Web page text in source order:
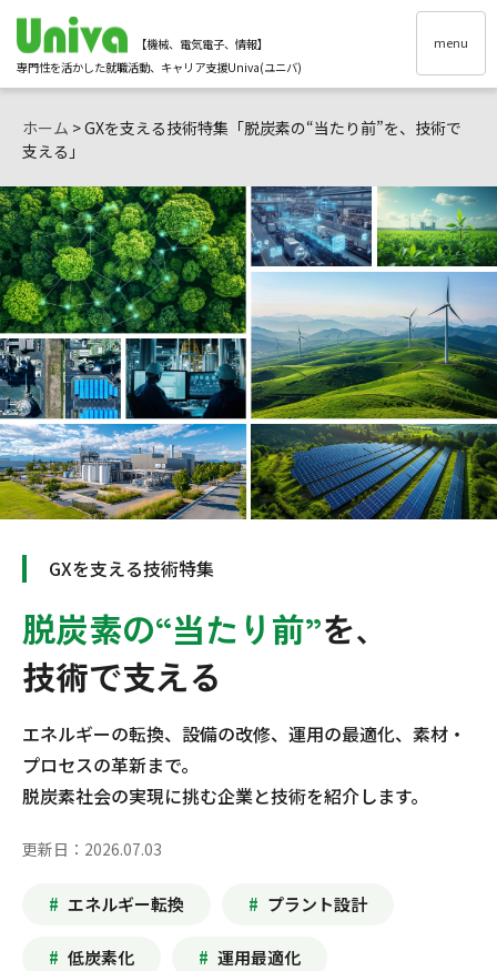
【機械、電気電子、情報】
専門性を活かした就職活動、キャリア支援Univa(ユニバ)
menu
ホーム > GXを支える技術特集「脱炭素の“当たり前”を、技術で
支える」
GXを支える技術特集
脱炭素の“当たり前”を、
技術で支える
エネルギーの転換、設備の改修、運用の最適化、 素材・
プロセスの革新まで。
脱炭素社会の実現に挑む企業と技術を紹介します。
更新日：2026.07.03
エネルギー転換 プラント設計
低炭素化 運用最適化